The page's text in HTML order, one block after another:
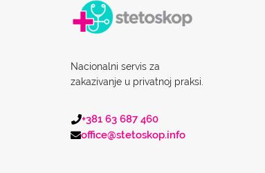
Nacionalni servis za
zakazivanje u privatnoj praksi.
+381 63 687 460
office@stetoskop.info